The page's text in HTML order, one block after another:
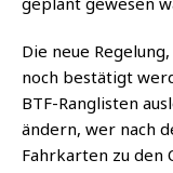
Die neue
noch bestä­tigt
BTF-Rang­lis­ten
ändern, wer nach
Fahr­kar­ten zu den